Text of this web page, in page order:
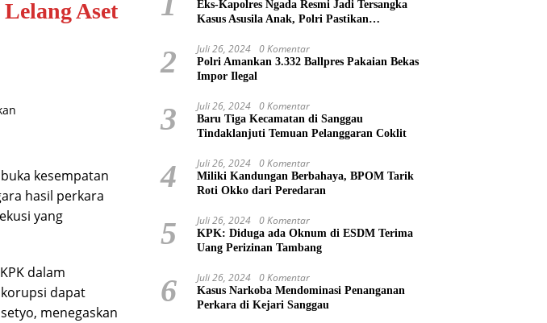
Aset
kesempatan
hasil perkara
yang
dalam
dapat
menegaskan
Eks-Kapolres Ngada Resmi Jadi Tersangka
Kasus Asusila Anak, Polri Pastikan
2 Juli 26, 2024 0 Komentar
Polri Amankan 3.332 Ballpres Pakaian Bekas
Impor Ilegal
3 Juli 26, 2024 0 Komentar
Baru Tiga Kecamatan di Sanggau
Tindaklanjuti Temuan Pelanggaran Coklit
4 Juli 26, 2024 0 Komentar
Miliki Kandungan Berbahaya, BPOM Tarik
Roti Okko dari Peredaran
5 Juli 26, 2024 0 Komentar
KPK: Diduga ada Oknum di ESDM Terima
Uang Perizinan Tambang
6 Juli 26, 2024 0 Komentar
Kasus Narkoba Mendominasi Penanganan
Perkara di Kejari Sanggau